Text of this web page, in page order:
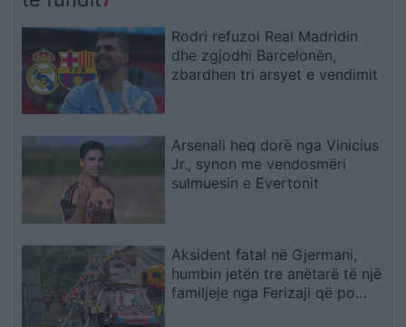
Washington Post
Rodri refuzoi Real Madridin
dhe zgjodhi Barcelonën,
zbardhen tri arsyet e vendimit
Arsenali heq dorë nga Vinicius
Jr., synon me vendosmëri
sulmuesin e Evertonit
Aksident fatal në Gjermani,
humbin jetën tre anëtarë të një
familjeje nga Ferizaji që po